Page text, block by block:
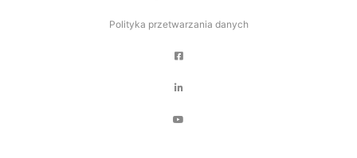
Polityka przetwarzania danych